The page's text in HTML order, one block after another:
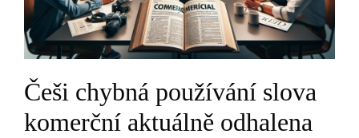
Češi chybná používání slova
komerční aktuálně odhalena